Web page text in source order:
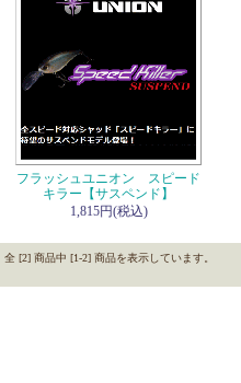
フラッシュユニオン スピード
キラー【サスペンド】
1,815円(税込)
全 [2] 商品中 [1-2] 商品を表示しています。